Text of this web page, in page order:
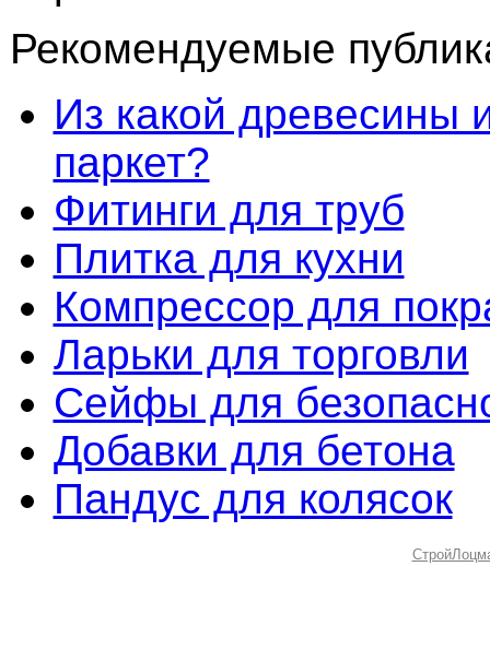
Рекомендуемые
Из какой древесины
паркет?
Фитинги для труб
Плитка для кухни
Компрессор для
Ларьки для торговли
Сейфы для
Добавки для бетона
Пандус для колясок